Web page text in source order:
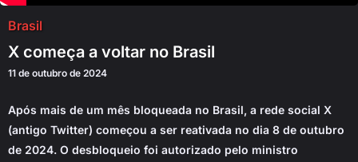
Brasil
X começa a voltar no Brasil
11 de outubro de 2024
Após mais de um mês bloqueada no Brasil, a rede social X
(antigo Twitter) começou a ser reativada no dia 8 de outubro
de 2024. O desbloqueio foi autorizado pelo ministro